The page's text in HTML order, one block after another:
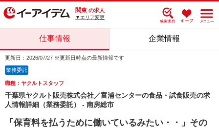
関東 の求人
▼エリア変更
仕事情報 企業情報
更新日：2026/07/27 ※更新日時点の最新情報です
業務委託
職種：ヤクルトスタッフ
千葉県ヤクルト販売株式会社／富浦センターの食品・試食販売の求
人情報詳細（業務委託） - 南房総市
「保育料を払うために働いているみたい・・」その